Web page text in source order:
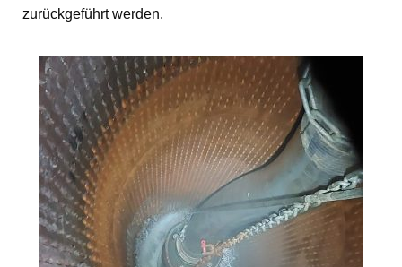
zurückgeführt werden.